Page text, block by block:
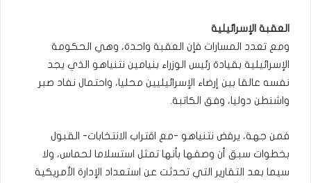
العقبة الإسرائيلية
ومع تعدد المسارات فإن العقبة واحدة، وهي الحكومة
الإسرائيلية بقيادة رئيس الوزراء بنيامين نتنياهو الذي يجد
نفسه عالقا بين إرضاء الإسرائيليين محليا، واحتمال نفاد صبر
واشنطن دوليا، وفق الكاتبة.
فمن جهة، يرفض نتنياهو -مع اقتراب الانتخابات- القبول
بخطوات سبق أن وصفها بأنها تمثل استسلاما لحماس، ولا
سيما بعد التقارير التي تحدثت عن استعداد الإدارة الأمريكية